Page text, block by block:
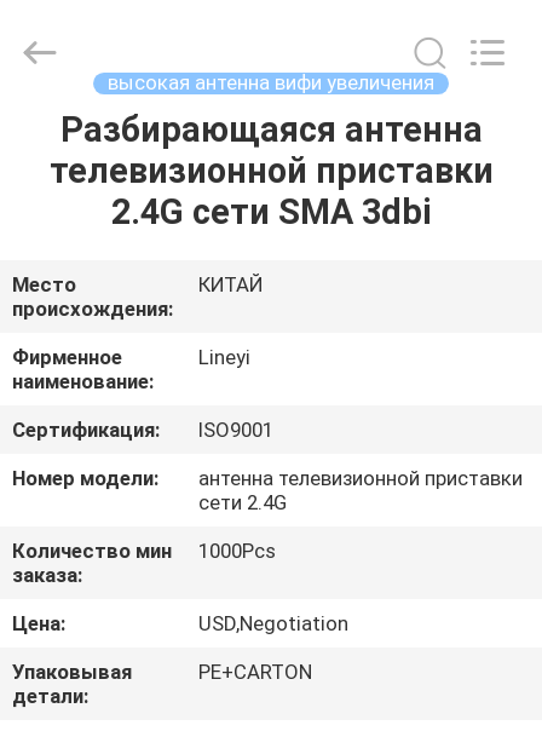
ДОМ
ПРОДУКТЫ
О
НАС
ПУТЕШЕСТВИЕ
ФАБРИКИ
КАЧЕСТВА
СВЯЖИТЕСЬ
МЫ
Copyright
высокая антенна вифи увеличения
Разбирающаяся антенна
телевизионной приставки
2.4G сети SMA 3dbi
Место
происхождения:
КИТАЙ
Фирменное
наименование:
Lineyi
Сертификация:
ISO9001
Номер модели:
антенна телевизионной приставки
сети 2.4G
Количество мин
заказа:
1000Pcs
Цена:
USD,Negotiation
Упаковывая
детали:
PE+CARTON